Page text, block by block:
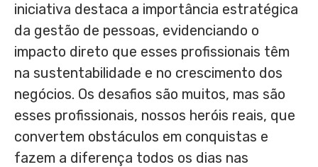
iniciativa destaca a importância estratégica
da gestão de pessoas, evidenciando o
impacto direto que esses profissionais têm
na sustentabilidade e no crescimento dos
negócios. Os desafios são muitos, mas são
esses profissionais, nossos heróis reais, que
convertem obstáculos em conquistas e
fazem a diferença todos os dias nas